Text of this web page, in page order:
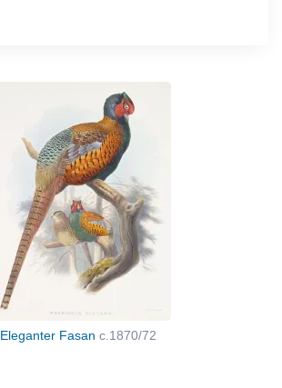
Eleganter Fasan c.1870/72